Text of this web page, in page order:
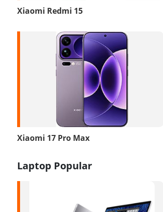
Xiaomi Redmi 15
Xiaomi 17 Pro Max
Laptop Popular